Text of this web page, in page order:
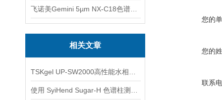
相关文章
您的
您的
联系